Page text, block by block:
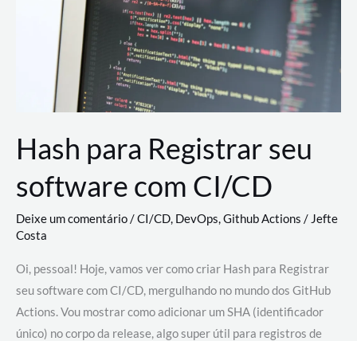
revolucionando
desenvolvimento
Hash para Registrar seu
software com CI/CD
Deixe um comentário/CI/CD, DevOps,Github Actions /Jefte
Costa
Oi, pessoal! Hoje, vamos ver como criar Hash para Registrar
seu software com CI/CD, mergulhando no mundo dos GitHub
Actions. Vou mostrar como adicionar um SHA (identificador
único) no corpo da release, algo super útil para registros de